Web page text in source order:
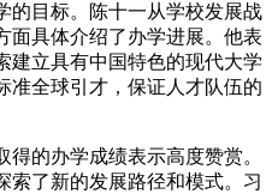
的目标。陈十一从学校发展战
面具体介绍了办学进展。他表
建立具有中国特色的现代大学
准全球引才，保证人才队伍的
的办学成绩表示高度赞赏。
索了新的发展路径和模式。习